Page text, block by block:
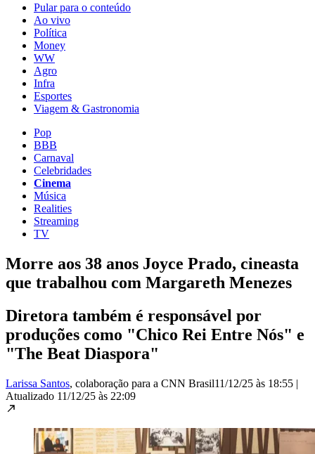
Pular para o conteúdo
Ao vivo
Política
Money
WW
Agro
Infra
Esportes
Viagem & Gastronomia
Pop
BBB
Carnaval
Celebridades
Cinema
Música
Realities
Streaming
TV
Morre aos 38 anos Joyce Prado, cineasta
que trabalhou com Margareth Menezes
Diretora também é responsável por
produções como "Chico Rei Entre Nós" e
"The Beat Diaspora"
Larissa Santos, colaboração para a CNN Brasil11/12/25 às 18:55 |
Atualizado 11/12/25 às 22:09